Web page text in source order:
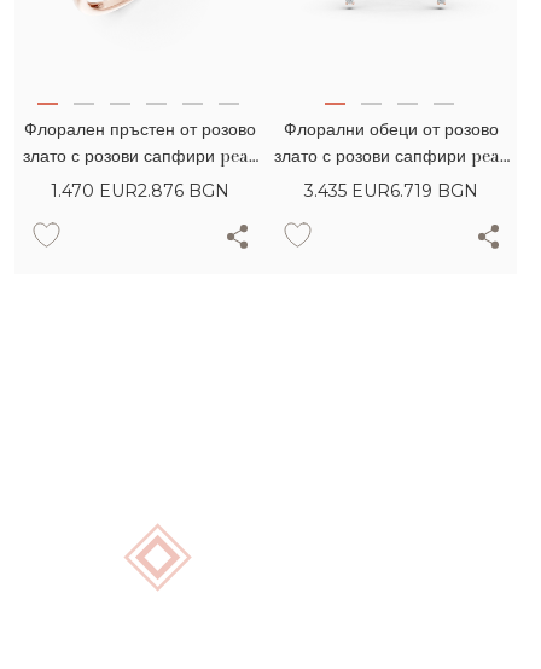
Флорален пръстен от розово
злато с розови сапфири pear
0.76кт и диаманти 0.04кт
1.470 EUR2.876 BGN
Флорални обеци от розово
злато с розови сапфири pear
2.1кт и диаманти 0.37кт
3.435 EUR6.719 BGN